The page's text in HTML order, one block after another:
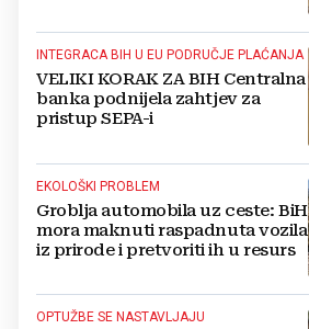
INTEGRACA BIH U EU PODRUČJE PLAĆANJA
VELIKI KORAK ZA BIH Centralna
banka podnijela zahtjev za
pristup SEPA-i
EKOLOŠKI PROBLEM
Groblja automobila uz ceste: BiH
mora maknuti raspadnuta vozila
iz prirode i pretvoriti ih u resurs
OPTUŽBE SE NASTAVLJAJU